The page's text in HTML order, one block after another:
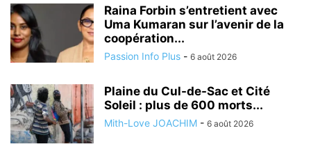
Raina Forbin s’entretient avec
Uma Kumaran sur l’avenir de la
coopération...
Passion Info Plus - 6 août 2026
Plaine du Cul-de-Sac et Cité
Soleil : plus de 600 morts...
Mith-Love JOACHIM - 6 août 2026